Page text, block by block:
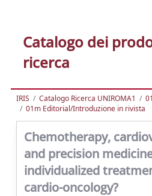
Catalogo dei
ricerca
IRIS Catalogo Ricerca UNIROMA1
01m Editorial/Introduzione in rivista
Chemotherapy,
and precision
individualized
cardio-oncology?